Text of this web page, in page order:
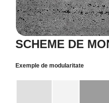
SCHEME DE
Exemple de modularitate